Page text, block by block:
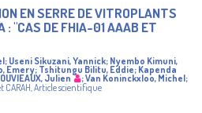
EN SERRE DE VITROPLANTS
: "CAS DE FHIA-01 AAAB ET
; Useni Sikuzani, Yannick; Nyembo Kimuni,
Emery; Tshitungu Bilitu, Eddie; Kapenda
Julien ;Van Koninckxloo, Michel;
CARAH Article scientifique